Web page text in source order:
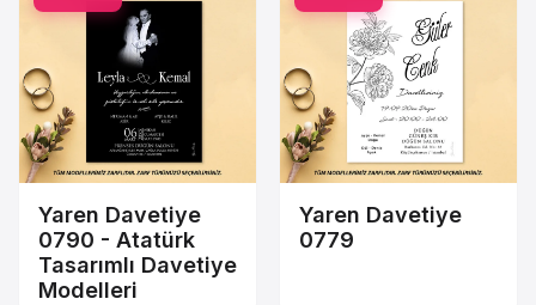
Yaren Davetiye
0790 - Atatürk
Tasarımlı Davetiye
Modelleri
Yaren Davetiye
0779